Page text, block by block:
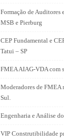
Formação de Auditores
MSB e Pierburg
CEP Fundamental e
Tatui – SP
FMEA AIAG-VDA com
Moderadores de FMEA
Sul.
Engenharia e Análise
VIP Construtibilidade